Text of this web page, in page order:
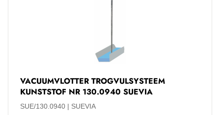
VACUUMVLOTTER TROGVULSYSTEEM
KUNSTSTOF NR 130.0940 SUEVIA
SUE/130.0940 SUEVIA